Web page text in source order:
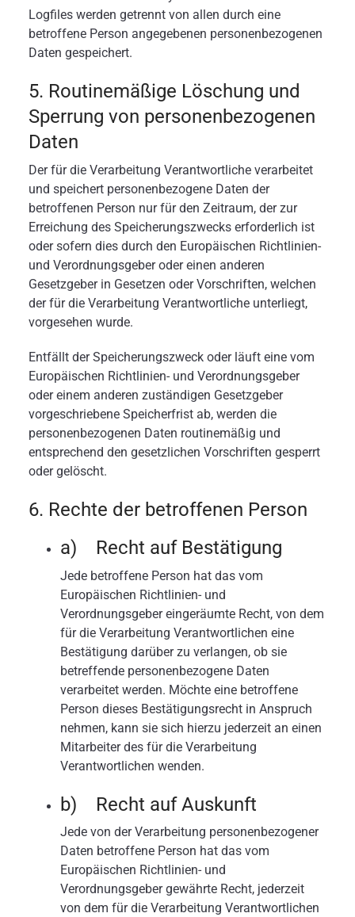
Logfiles werden getrennt von allen durch eine
betroffene Person angegebenen personenbezogenen
Daten gespeichert.
5. Routinemäßige Löschung und
Sperrung von personenbezogenen
Daten
Der für die Verarbeitung Verantwortliche verarbeitet
und speichert personenbezogene Daten der
betroffenen Person nur für den Zeitraum, der zur
Erreichung des Speicherungszwecks erforderlich ist
oder sofern dies durch den Europäischen Richtlinien-
und Verordnungsgeber oder einen anderen
Gesetzgeber in Gesetzen oder Vorschriften, welchen
der für die Verarbeitung Verantwortliche unterliegt,
vorgesehen wurde.
Entfällt der Speicherungszweck oder läuft eine vom
Europäischen Richtlinien- und Verordnungsgeber
oder einem anderen zuständigen Gesetzgeber
vorgeschriebene Speicherfrist ab, werden die
personenbezogenen Daten routinemäßig und
entsprechend den gesetzlichen Vorschriften gesperrt
oder gelöscht.
6. Rechte der betroffenen Person
a) Recht auf Bestätigung
Jede betroffene Person hat das vom
Europäischen Richtlinien- und
Verordnungsgeber eingeräumte Recht, von dem
für die Verarbeitung Verantwortlichen eine
Bestätigung darüber zu verlangen, ob sie
betreffende personenbezogene Daten
verarbeitet werden. Möchte eine betroffene
Person dieses Bestätigungsrecht in Anspruch
nehmen, kann sie sich hierzu jederzeit an einen
Mitarbeiter des für die Verarbeitung
Verantwortlichen wenden.
b) Recht auf Auskunft
Jede von der Verarbeitung personenbezogener
Daten betroffene Person hat das vom
Europäischen Richtlinien- und
Verordnungsgeber gewährte Recht, jederzeit
von dem für die Verarbeitung Verantwortlichen